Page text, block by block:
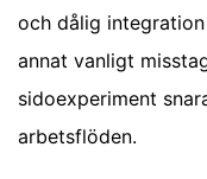
och dålig
annat vanligt
sidoexperiment
arbetsflöden.